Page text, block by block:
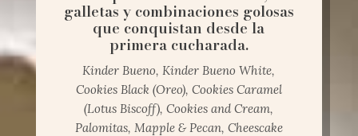
galletas y combinaciones golosas
que conquistan desde la
primera cucharada.
Kinder Bueno, Kinder Bueno White,
Cookies Black (Oreo), Cookies Caramel
(Lotus Biscoff), Cookies and Cream,
Palomitas, Mapple & Pecan, Cheescake